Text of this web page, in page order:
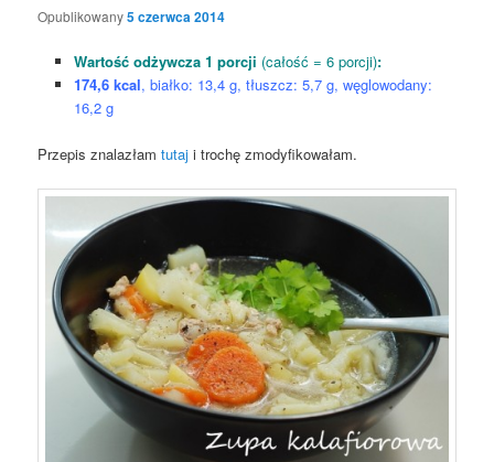
Opublikowany5 czerwca 2014
Wartość odżywcza 1 porcji (całość = 6 porcji):
174,6 kcal, białko: 13,4 g, tłuszcz: 5,7 g, węglowodany:
16,2 g
Przepis znalazłamtutaj i trochę zmodyfikowałam.